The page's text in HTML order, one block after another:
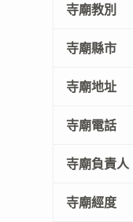
寺廟教別
寺廟縣市
寺廟地址
寺廟電話
寺廟負責人
寺廟經度